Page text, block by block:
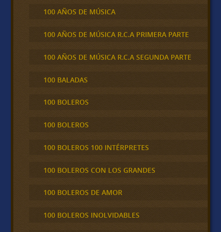
100 AÑOS DE MÚSICA
100 AÑOS DE MÚSICA R.C.A PRIMERA PARTE
100 AÑOS DE MÚSICA R.C.A SEGUNDA PARTE
100 BALADAS
100 BOLEROS
100 BOLEROS
100 BOLEROS 100 INTÉRPRETES
100 BOLEROS CON LOS GRANDES
100 BOLEROS DE AMOR
100 BOLEROS INOLVIDABLES